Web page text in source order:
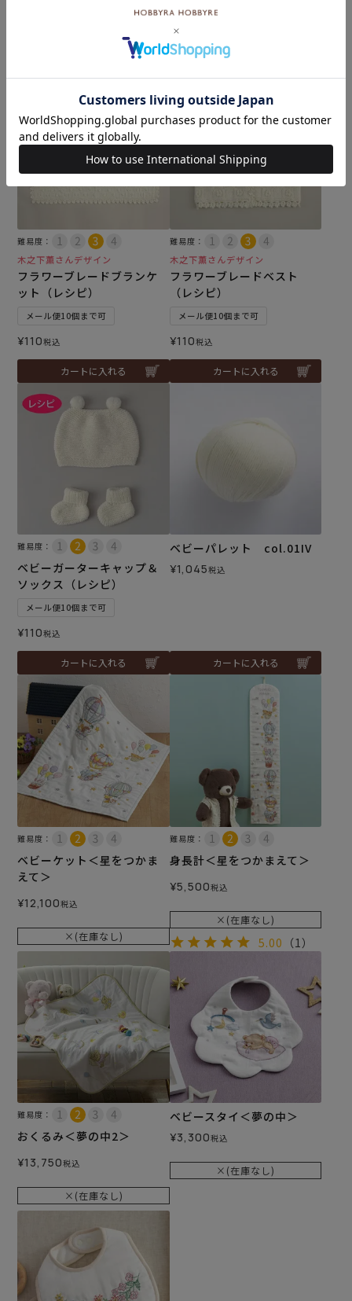
み物 材料セット）
¥2,640
難易度：
木之下薫さんデザイン
フラワーブレードブランケ
ット（レシピ）
メール便10個まで可
¥110税込
カートに入れる
難易度：
木之下薫さんデザイン
フラワーブレードベスト
（レシピ）
メール便10個まで可
¥110税込
カートに入れる
難易度：
ベビーガーターキャップ＆
ソックス（レシピ）
メール便10個まで可
¥110税込
カートに入れる
ベビーパレット col.01IV
¥1,045税込
カートに入れる
難易度：
ベビーケット＜星をつかま
えて＞
¥12,100税込
×(在庫なし)
難易度：
身長計＜星をつかまえて＞
¥5,500税込
×(在庫なし)
5.00 （1）
難易度：
おくるみ＜夢の中2＞
¥13,750税込
×(在庫なし)
ベビースタイ＜夢の中＞
¥3,300税込
×(在庫なし)